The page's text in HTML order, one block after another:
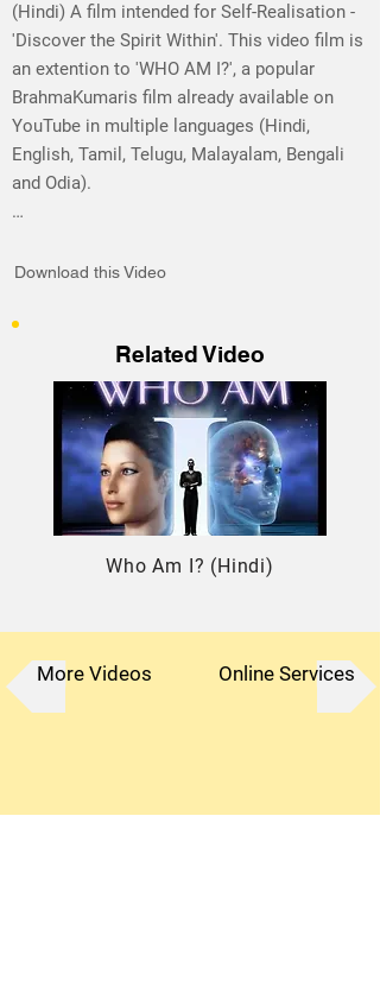
(Hindi) A film intended for Self-Realisation -
'Discover the Spirit Within'. This video film is
an extention to 'WHO AM I?', a popular
BrahmaKumaris film already available on
YouTube in multiple languages (Hindi,
English, Tamil, Telugu, Malayalam, Bengali
and Odia).
experience your-Self as a tiny point of
"में एक दिव्य आत्मा हूँ"
"में आत्मा परमपिता परमात्मा शिव की संतान हूँ"
"इस पांच तत्व से बने इस शरीर को चलाने वाली में आत्मा
इस मस्तक में बीच में बैठी हु और ब्रेन (brain) द्वारा शरीर
को control कर रही हूँ।"
यह फिल्म पूरी देखे और परिवार, सगे सम्बन्धियों को
SHARE करे। ॐ शांति।
(Watch this video till the end and please
SHARE it to your family and connections if it
Om Shanti.
Download this Video
Related Video
Who Am I? (Hindi)
More Videos Online Services